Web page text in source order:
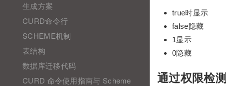
生成方案
CURD命令行
SCHEME机制
表结构
数据库迁移代码
CURD 命令使用指南与 Scheme
true时显示
false隐藏
1显示
0隐藏
通过权限检测